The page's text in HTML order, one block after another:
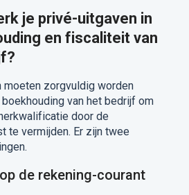
je privé-uitgaven in
en fiscaliteit van
moeten zorgvuldig worden
van het bedrijf om
door de
te vermijden. Er zijn twee
de rekening-courant